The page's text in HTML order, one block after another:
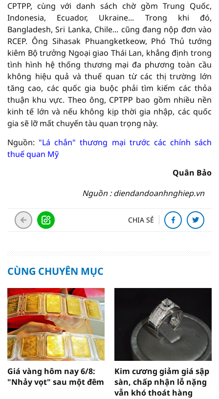
CPTPP, cùng với danh sách chờ gồm Trung Quốc,
Indonesia, Ecuador, Ukraine... Trong khi đó,
Bangladesh, Sri Lanka, Chile... cũng đang nộp đơn vào
RCEP. Ông Sihasak Phuangketkeow, Phó Thủ tướng
kiêm Bộ trưởng Ngoại giao Thái Lan, khẳng định trong
tình hình hệ thống thương mại đa phương toàn cầu
không hiệu quả và thuế quan từ các thị trường lớn
tăng cao, các quốc gia buộc phải tìm kiếm các thỏa
thuận khu vực. Theo ông, CPTPP bao gồm nhiều nền
kinh tế lớn và nếu không kịp thời gia nhập, các quốc
gia sẽ lỡ mất chuyến tàu quan trọng này.
Nguồn: "Lá chắn" thương mại trước các chính sách
thuế quan Mỹ
Quân Bảo
Nguồn : diendandoanhnghiep.vn
CHIA SẺ
CÙNG CHUYÊN MỤC
Giá vàng hôm nay 6/8:
"Nhảy vọt" sau một đêm
Kim cương giảm giá sập
sàn, chấp nhận lỗ nặng
vẫn khó thoát hàng